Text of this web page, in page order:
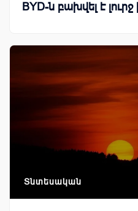
BYD-ն բախվել է
Տնտեսական